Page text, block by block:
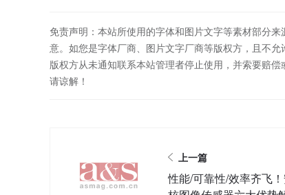
免责声明：本站所使用的字体和图片文字等素材部分
意。如您是字体厂商、图片文字厂商等版权方，且不
版权方从未通知联系本站管理者停止使用，并索要赔
请谅解！
上一篇
性能/可靠性/效率齐飞